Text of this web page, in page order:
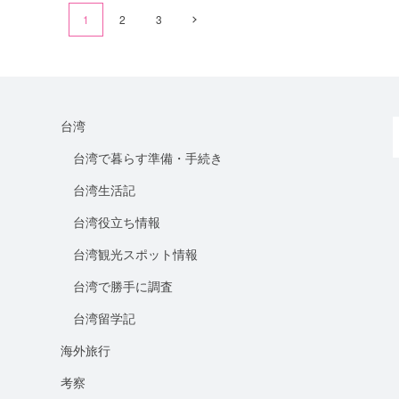
1 2 3
台湾
台湾で暮らす準備・手続き
台湾生活記
台湾役立ち情報
台湾観光スポット情報
台湾で勝手に調査
台湾留学記
海外旅行
考察